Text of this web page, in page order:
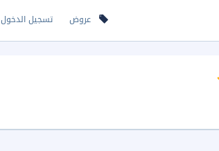
عروض تسجيل الدخول